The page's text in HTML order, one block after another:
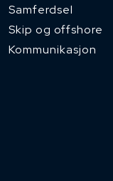
Samferdsel
Skip og offshore
Kommunikasjon